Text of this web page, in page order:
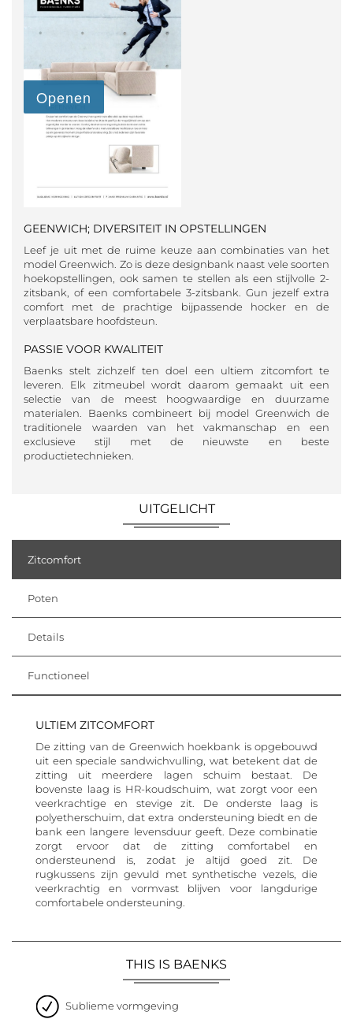
GEENWICH; DIVERSITEIT IN OPSTELLINGEN
Leef je uit met de ruime keuze aan combinaties van het
model Greenwich. Zo is deze designbank naast vele soorten
hoekopstellingen, ook samen te stellen als een stijlvolle 2-
zitsbank, of een comfortabele 3-zitsbank. Gun jezelf extra
comfort met de prachtige bijpassende hocker en de
verplaatsbare hoofdsteun.
PASSIE VOOR KWALITEIT
Baenks stelt zichzelf ten doel een ultiem zitcomfort te
leveren. Elk zitmeubel wordt daarom gemaakt uit een
selectie van de meest hoogwaardige en duurzame
materialen. Baenks combineert bij model Greenwich de
traditionele waarden van het vakmanschap en een
exclusieve stijl met de nieuwste en beste
productietechnieken.
UITGELICHT
Zitcomfort
Poten
Details
Functioneel
ULTIEM ZITCOMFORT
De zitting van de Greenwich hoekbank is opgebouwd
uit een speciale sandwichvulling, wat betekent dat de
zitting uit meerdere lagen schuim bestaat. De
bovenste laag is HR-koudschuim, wat zorgt voor een
veerkrachtige en stevige zit. De onderste laag is
polyetherschuim, dat extra ondersteuning biedt en de
bank een langere levensduur geeft. Deze combinatie
zorgt ervoor dat de zitting comfortabel en
ondersteunend is, zodat je altijd goed zit. De
rugkussens zijn gevuld met synthetische vezels, die
veerkrachtig en vormvast blijven voor langdurige
comfortabele ondersteuning.
THIS IS BAENKS
Sublieme vormgeving